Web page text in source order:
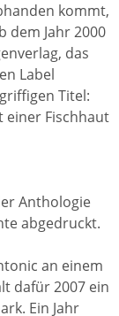
kommt,
dem Jahr 2000
das
Label
Titel:
einer Fischhaut
Anthologie
abgedruckt.
an einem
dafür 2007 ein
Ein Jahr